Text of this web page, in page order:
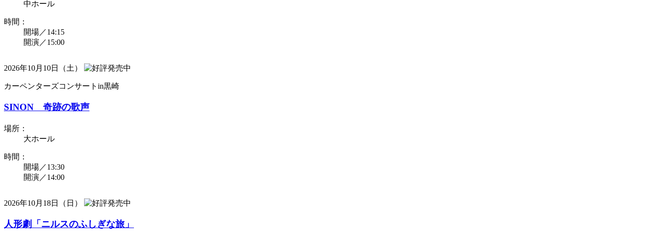
中ホール
時間：
開場／14:15
開演／15:00
2026年10月10日（土）
カーペンターズコンサートin黒崎
SINON 奇跡の歌声
場所：
大ホール
時間：
開場／13:30
開演／14:00
2026年10月18日（日）
人形劇「ニルスのふしぎな旅」